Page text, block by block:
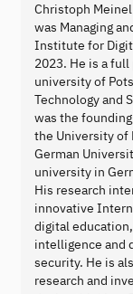
Christoph
was Managing
Institute for
2023. He is a
university of
Technology and
was the
the University of
German
university in
His research
innovative
digital
intelligence and
security. He is
research and